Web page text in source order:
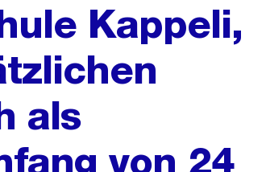
Kappeli,
als
von 24